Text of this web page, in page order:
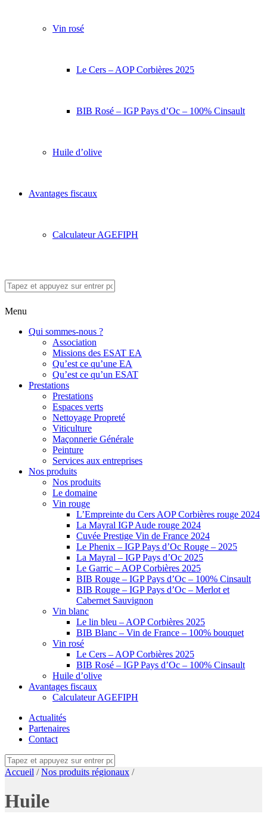
Vin rosé
Le Cers – AOP Corbières 2025
BIB Rosé – IGP Pays d’Oc – 100% Cinsault
Huile d’olive
Avantages fiscaux
Calculateur AGEFIPH
Menu
Qui sommes-nous ?
Association
Missions des ESAT EA
Qu’est ce qu’une EA
Qu’est ce qu’un ESAT
Prestations
Prestations
Espaces verts
Nettoyage Propreté
Viticulture
Maçonnerie Générale
Peinture
Services aux entreprises
Nos produits
Nos produits
Le domaine
Vin rouge
L’Empreinte du Cers AOP Corbières rouge 2024
La Mayral IGP Aude rouge 2024
Cuvée Prestige Vin de France 2024
Le Phenix – IGP Pays d’Oc Rouge – 2025
La Mayral – IGP Pays d’Oc 2025
Le Garric – AOP Corbières 2025
BIB Rouge – IGP Pays d’Oc – 100% Cinsault
BIB Rouge – IGP Pays d’Oc – Merlot et
Cabernet Sauvignon
Vin blanc
Le lin bleu – AOP Corbières 2025
BIB Blanc – Vin de France – 100% bouquet
Vin rosé
Le Cers – AOP Corbières 2025
BIB Rosé – IGP Pays d’Oc – 100% Cinsault
Huile d’olive
Avantages fiscaux
Calculateur AGEFIPH
Actualités
Partenaires
Contact
Accueil /Nos produits régionaux /
Huile